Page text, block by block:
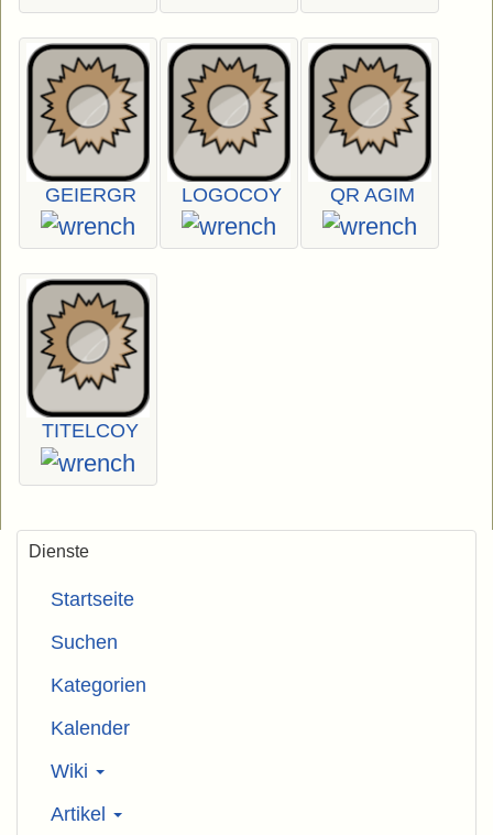
GEIERGR LOGOCOY QR AGIM
TITELCOY
Dienste
Startseite
Suchen
Kategorien
Kalender
Wiki
Artikel